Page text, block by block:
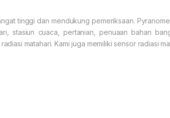
tinggi dan mendukung pemeriksaan.
stasiun cuaca, pertanian, penuaan bahan
matahari. Kami juga memiliki sensor radiasi